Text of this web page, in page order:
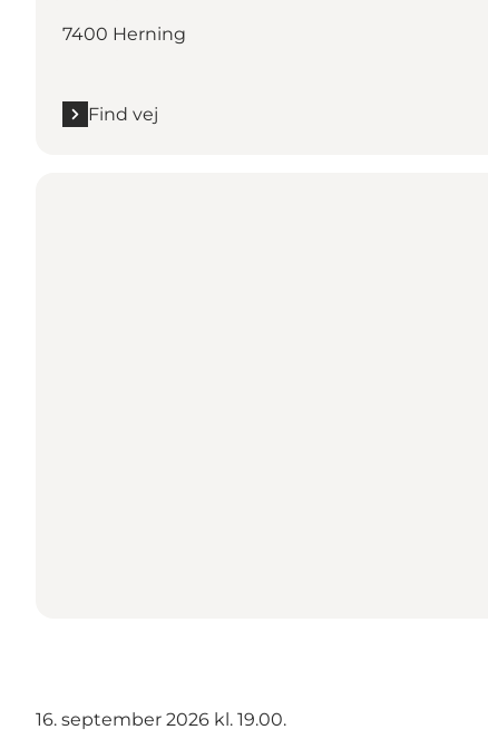
7400 Herning
Find vej
16. september 2026 kl. 19.00.